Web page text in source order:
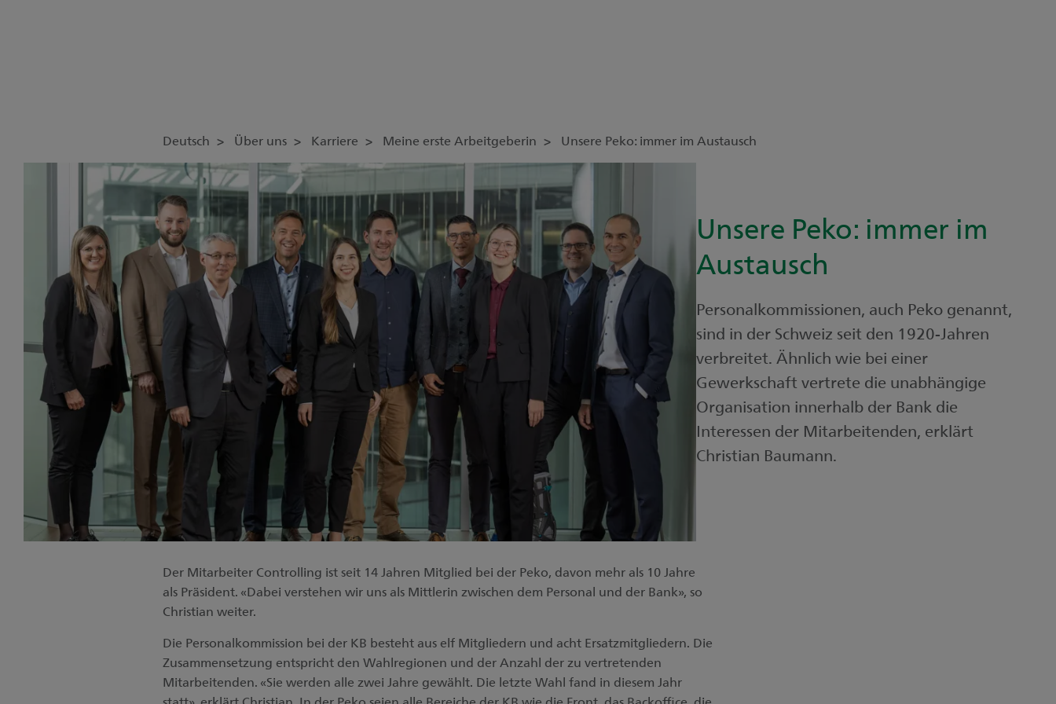
Deutsch Über uns Karriere Meine erste Arbeitgeberin Unsere Peko: immer im Austausch
Unsere Peko: immer im
Austausch
Personalkommissionen, auch Peko genannt,
sind in der Schweiz seit den 1920-Jahren
verbreitet. Ähnlich wie bei einer
Gewerkschaft vertrete die unabhängige
Organisation innerhalb der Bank die
Interessen der Mitarbeitenden, erklärt
Christian Baumann.
Der Mitarbeiter Controlling ist seit 14 Jahren Mitglied bei der Peko, davon mehr als 10 Jahre
als Präsident. «Dabei verstehen wir uns als Mittlerin zwischen dem Personal und der Bank», so
Christian weiter.
Die Personalkommission bei der KB besteht aus elf Mitgliedern und acht Ersatzmitgliedern. Die
Zusammensetzung entspricht den Wahlregionen und der Anzahl der zu vertretenden
Mitarbeitenden. «Sie werden alle zwei Jahre gewählt. Die letzte Wahl fand in diesem Jahr